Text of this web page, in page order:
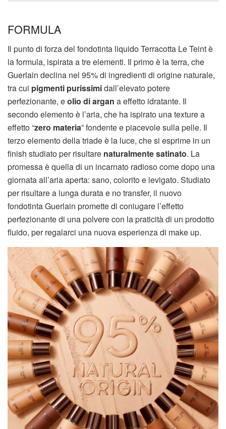
FORMULA
Il punto di forza del fondotinta liquido Terracotta Le Teint è
la formula, ispirata a tre elementi. Il primo è la terra, che
Guerlain declina nel 95% di ingredienti di origine naturale,
tra cui pigmenti purissimidall’elevato potere
perfezionante, eolio di argan a effetto idratante. Il
secondo elemento è l’aria, che ha ispirato una texture a
effetto “zero materia” fondente e piacevole sulla pelle. Il
terzo elemento della triade è la luce, che si esprime in un
finish studiato per risultare naturalmente satinato. La
promessa è quella di un incarnato radioso come dopo una
giornata all’aria aperta: sano, colorito e levigato. Studiato
per risultare a lunga durata e no transfer, il nuovo
fondotinta Guerlain promette di coniugare l’effetto
perfezionante di una polvere con la praticità di un prodotto
fluido, per regalarci una nuova esperienza di make up.